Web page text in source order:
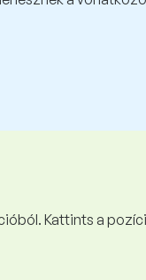
Kattints a